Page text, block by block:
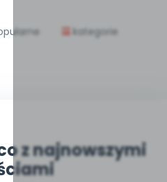
kategorie
z najnowszymi